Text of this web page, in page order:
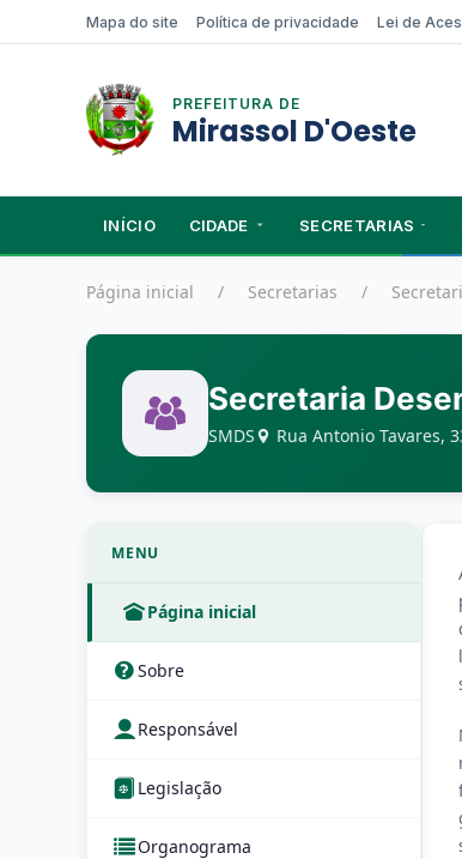
Mapa do site Política de privacidade Lei de
PREFEITURA DE
Mirassol D'Oeste
INÍCIO CIDADE SECRETARIAS
Página inicial Secretarias
Secretaria
SMDS Rua Antonio Tavares,
MENU
Página inicial
Sobre
Responsável
Legislação
Organograma